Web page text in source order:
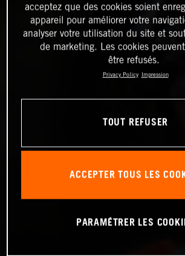
acceptez que des cookies soient
appareil pour améliorer votre
analyser votre utilisation du site et
de marketing. Les cookies
être refusés.
Privacy Policy Impression
TOUT REFUSER
ACCEPTER TOUS LES
PARAMÉTRER LES